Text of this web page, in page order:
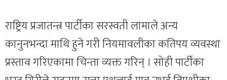
राष्ट्रिय प्रजातन्त्र पार्टीका सरस्वती लामाले अन्य
कानुनभन्दा माथि हुने गरी नियमावलीका कतिपय व्यवस्था
प्रस्ताव गरिएकामा चिन्ता व्यक्त गरिन् । सोही पार्टीका